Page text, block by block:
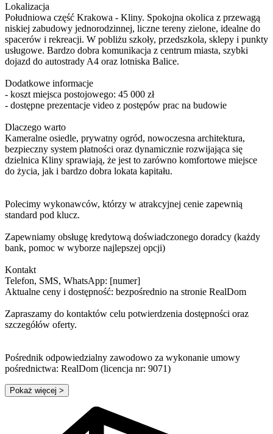
Lokalizacja
Południowa część Krakowa - Kliny. Spokojna okolica z przewagą
niskiej zabudowy jednorodzinnej, liczne tereny zielone, idealne do
spacerów i rekreacji. W pobliżu szkoły, przedszkola, sklepy i punkty
usługowe. Bardzo dobra komunikacja z centrum miasta, szybki
dojazd do autostrady A4 oraz lotniska Balice.
Dodatkowe informacje
- koszt miejsca postojowego: 45 000 zł
- dostępne prezentacje video z postępów prac na budowie
Dlaczego warto
Kameralne osiedle, prywatny ogród, nowoczesna architektura,
bezpieczny system płatności oraz dynamicznie rozwijająca się
dzielnica Kliny sprawiają, że jest to zarówno komfortowe miejsce
do życia, jak i bardzo dobra lokata kapitału.
Polecimy wykonawców, którzy w atrakcyjnej cenie zapewnią
standard pod klucz.
Zapewniamy obsługę kredytową doświadczonego doradcy (każdy
bank, pomoc w wyborze najlepszej opcji)
Kontakt
Telefon, SMS, WhatsApp: [numer]
Aktualne ceny i dostępność: bezpośrednio na stronie RealDom
Zapraszamy do kontaktów celu potwierdzenia dostępności oraz
szczegółów oferty.
Pośrednik odpowiedzialny zawodowo za wykonanie umowy
pośrednictwa: RealDom (licencja nr: 9071)
Pokaż więcej >